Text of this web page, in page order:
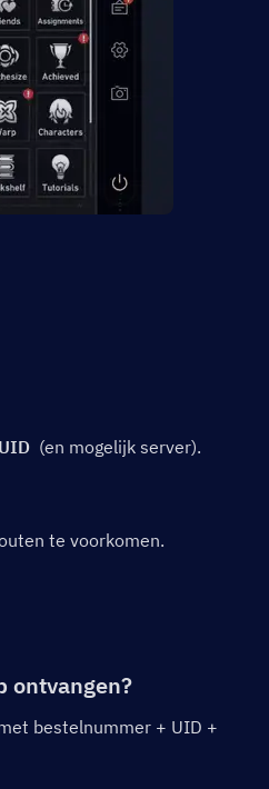
UID
  (en mogelijk server).
te voorkomen.
ontvangen?
met bestelnummer + UID +